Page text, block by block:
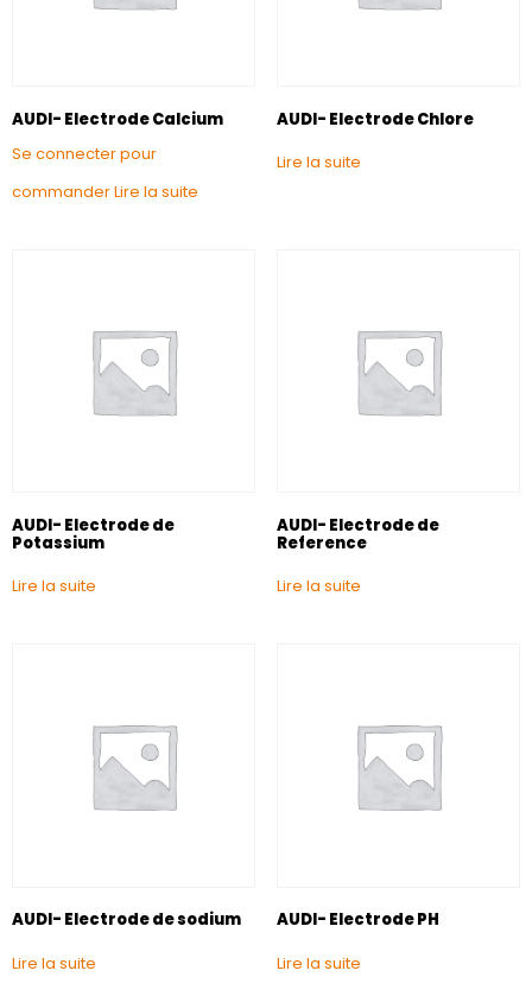
AUDI- Electrode Calcium
Se connecter pour
commanderLire la suite
AUDI- Electrode Chlore
Lire la suite
AUDI- Electrode de
Potassium
Lire la suite
AUDI- Electrode de
Reference
Lire la suite
AUDI- Electrode de sodium
Lire la suite
AUDI- Electrode PH
Lire la suite